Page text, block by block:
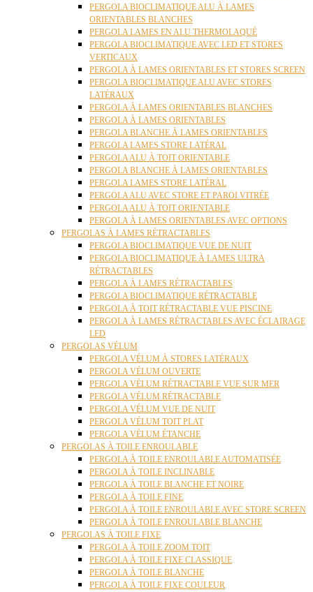
PERGOLA BIOCLIMATIQUE ALU À LAMES
ORIENTABLES BLANCHES
PERGOLA LAMES EN ALU THERMOLAQUÉ
PERGOLA BIOCLIMATIQUE AVEC LED ET STORES
VERTICAUX
PERGOLA À LAMES ORIENTABLES ET STORES SCREEN
PERGOLA BIOCLIMATIQUE ALU AVEC STORES
LATÉRAUX
PERGOLA À LAMES ORIENTABLES BLANCHES
PERGOLA À LAMES ORIENTABLES
PERGOLA BLANCHE À LAMES ORIENTABLES
PERGOLA LAMES STORE LATÉRAL
PERGOLA ALU À TOIT ORIENTABLE
PERGOLA BLANCHE À LAMES ORIENTABLES
PERGOLA LAMES STORE LATÉRAL
PERGOLA ALU AVEC STORE ET PAROI VITRÉE
PERGOLA ALU À TOIT ORIENTABLE
PERGOLA À LAMES ORIENTABLES AVEC OPTIONS
PERGOLAS À LAMES RÉTRACTABLES
PERGOLA BIOCLIMATIQUE VUE DE NUIT
PERGOLA BIOCLIMATIQUE À LAMES ULTRA
RÉTRACTABLES
PERGOLA À LAMES RÉTRACTABLES
PERGOLA BIOCLIMATIQUE RÉTRACTABLE
PERGOLA À TOIT RÉTRACTABLE VUE PISCINE
PERGOLA À LAMES RÉTRACTABLES AVEC ÉCLAIRAGE
LED
PERGOLAS VÉLUM
PERGOLA VÉLUM À STORES LATÉRAUX
PERGOLA VÉLUM OUVERTE
PERGOLA VÉLUM RÉTRACTABLE VUE SUR MER
PERGOLA VÉLUM RÉTRACTABLE
PERGOLA VÉLUM VUE DE NUIT
PERGOLA VÉLUM TOIT PLAT
PERGOLA VÉLUM ÉTANCHE
PERGOLAS À TOILE ENROULABLE
PERGOLA À TOILE ENROULABLE AUTOMATISÉE
PERGOLA À TOILE INCLINABLE
PERGOLA À TOILE BLANCHE ET NOIRE
PERGOLA À TOILE FINE
PERGOLA À TOILE ENROULABLE AVEC STORE SCREEN
PERGOLA À TOILE ENROULABLE BLANCHE
PERGOLAS À TOILE FIXE
PERGOLA À TOILE ZOOM TOIT
PERGOLA À TOILE FIXE CLASSIQUE
PERGOLA À TOILE BLANCHE
PERGOLA À TOILE FIXE COULEUR